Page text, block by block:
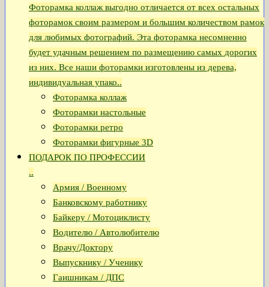
Фоторамка коллаж выгодно отличается от всех остальных
фоторамок своим размером и большим количеством рамок
для любимых фотографий. Эта фоторамка несомненно
будет удачным решением по размещению самых дорогих
из них. Все наши фоторамки изготовлены из дерева,
индивидуальная упако..
Фоторамка коллаж
Фоторамки настольные
Фоторамки ретро
Фоторамки фигурные 3D
ПОДАРОК ПО ПРОФЕССИИ
..
Армия / Военному
Банковскому работнику
Байкеру / Мотоциклисту
Водителю / Автолюбителю
Врачу/Доктору
Выпускнику / Ученику
Гаишникам / ДПС